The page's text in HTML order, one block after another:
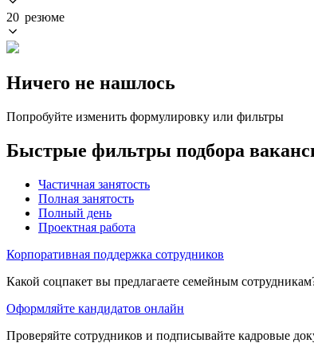
20 резюме
Ничего не нашлось
Попробуйте изменить формулировку или фильтры
Быстрые фильтры подбора
Частичная занятость
Полная занятость
Полный день
Проектная работа
Корпоративная поддержка сотрудников
Какой соцпакет вы предлагаете семейным
Оформляйте кандидатов онлайн
Проверяйте сотрудников и подписывайте кадровые